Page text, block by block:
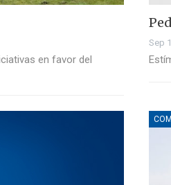
en favor del
Sep